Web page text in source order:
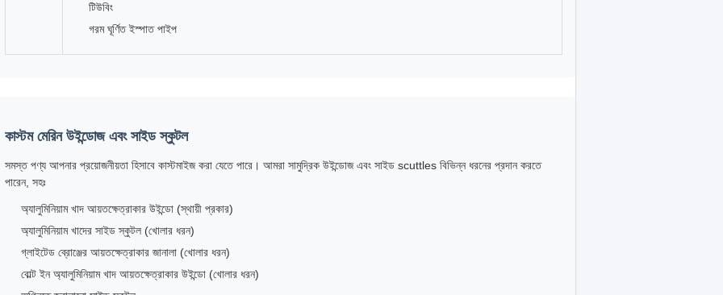
টিউবিং
গরম ঘূর্ণিত ইস্পাত পাইপ
কাস্টম মেরিন উইন্ডোজ এবং সাইড স্কুটল
সমস্ত পণ্য আপনার প্রয়োজনীয়তা হিসাবে কাস্টমাইজ করা যেতে পারে। আমরা সামুদ্রিক উইন্ডোজ এবং সাইড scuttles বিভিন্ন ধরনের প্রদান করতে
পারেন, সহঃ
অ্যালুমিনিয়াম খাদ আয়তক্ষেত্রাকার উইন্ডো (স্থায়ী প্রকার)
অ্যালুমিনিয়াম খাদের সাইড স্কুটল (খোলার ধরন)
গ্লাইটেড ব্রোঞ্জের আয়তক্ষেত্রাকার জানালা (খোলার ধরন)
বোল্ট ইন অ্যালুমিনিয়াম খাদ আয়তক্ষেত্রাকার উইন্ডো (খোলার ধরন)